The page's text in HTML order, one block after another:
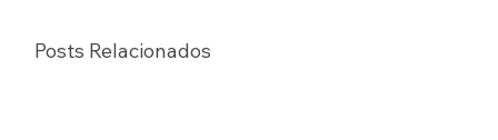
Posts Relacionados